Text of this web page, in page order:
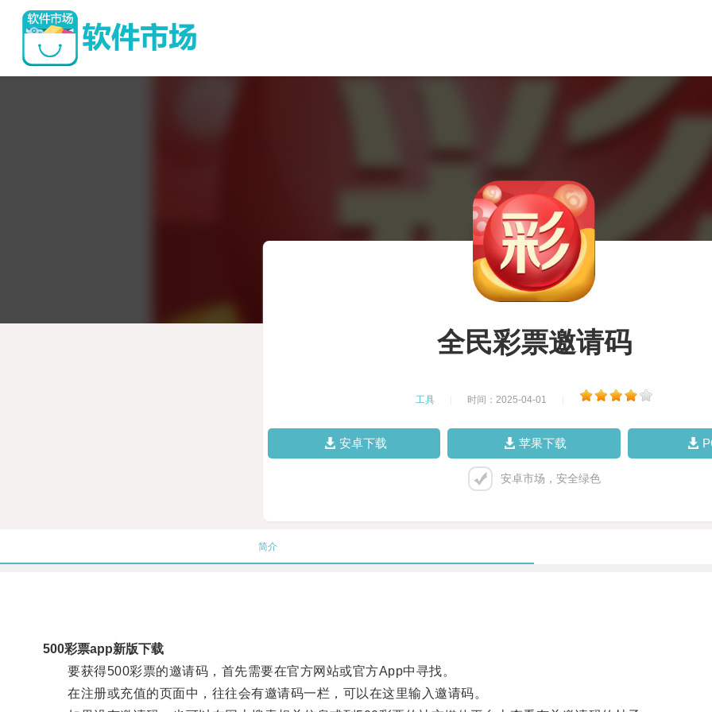
全民彩票邀请码
工具 时间：2025-04-01
安卓下载 苹果下载
安卓市场，安全绿色
简介
500彩票app新版下载
要获得500彩票的邀请码，首先需要在官方网站或官方App中寻找。
在注册或充值的页面中，往往会有邀请码一栏，可以在这里输入邀请码。